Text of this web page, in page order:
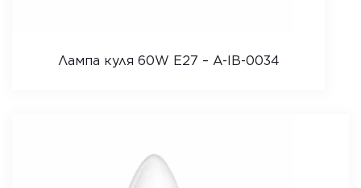
Лампа куля 60W E27 – A-IB-0034